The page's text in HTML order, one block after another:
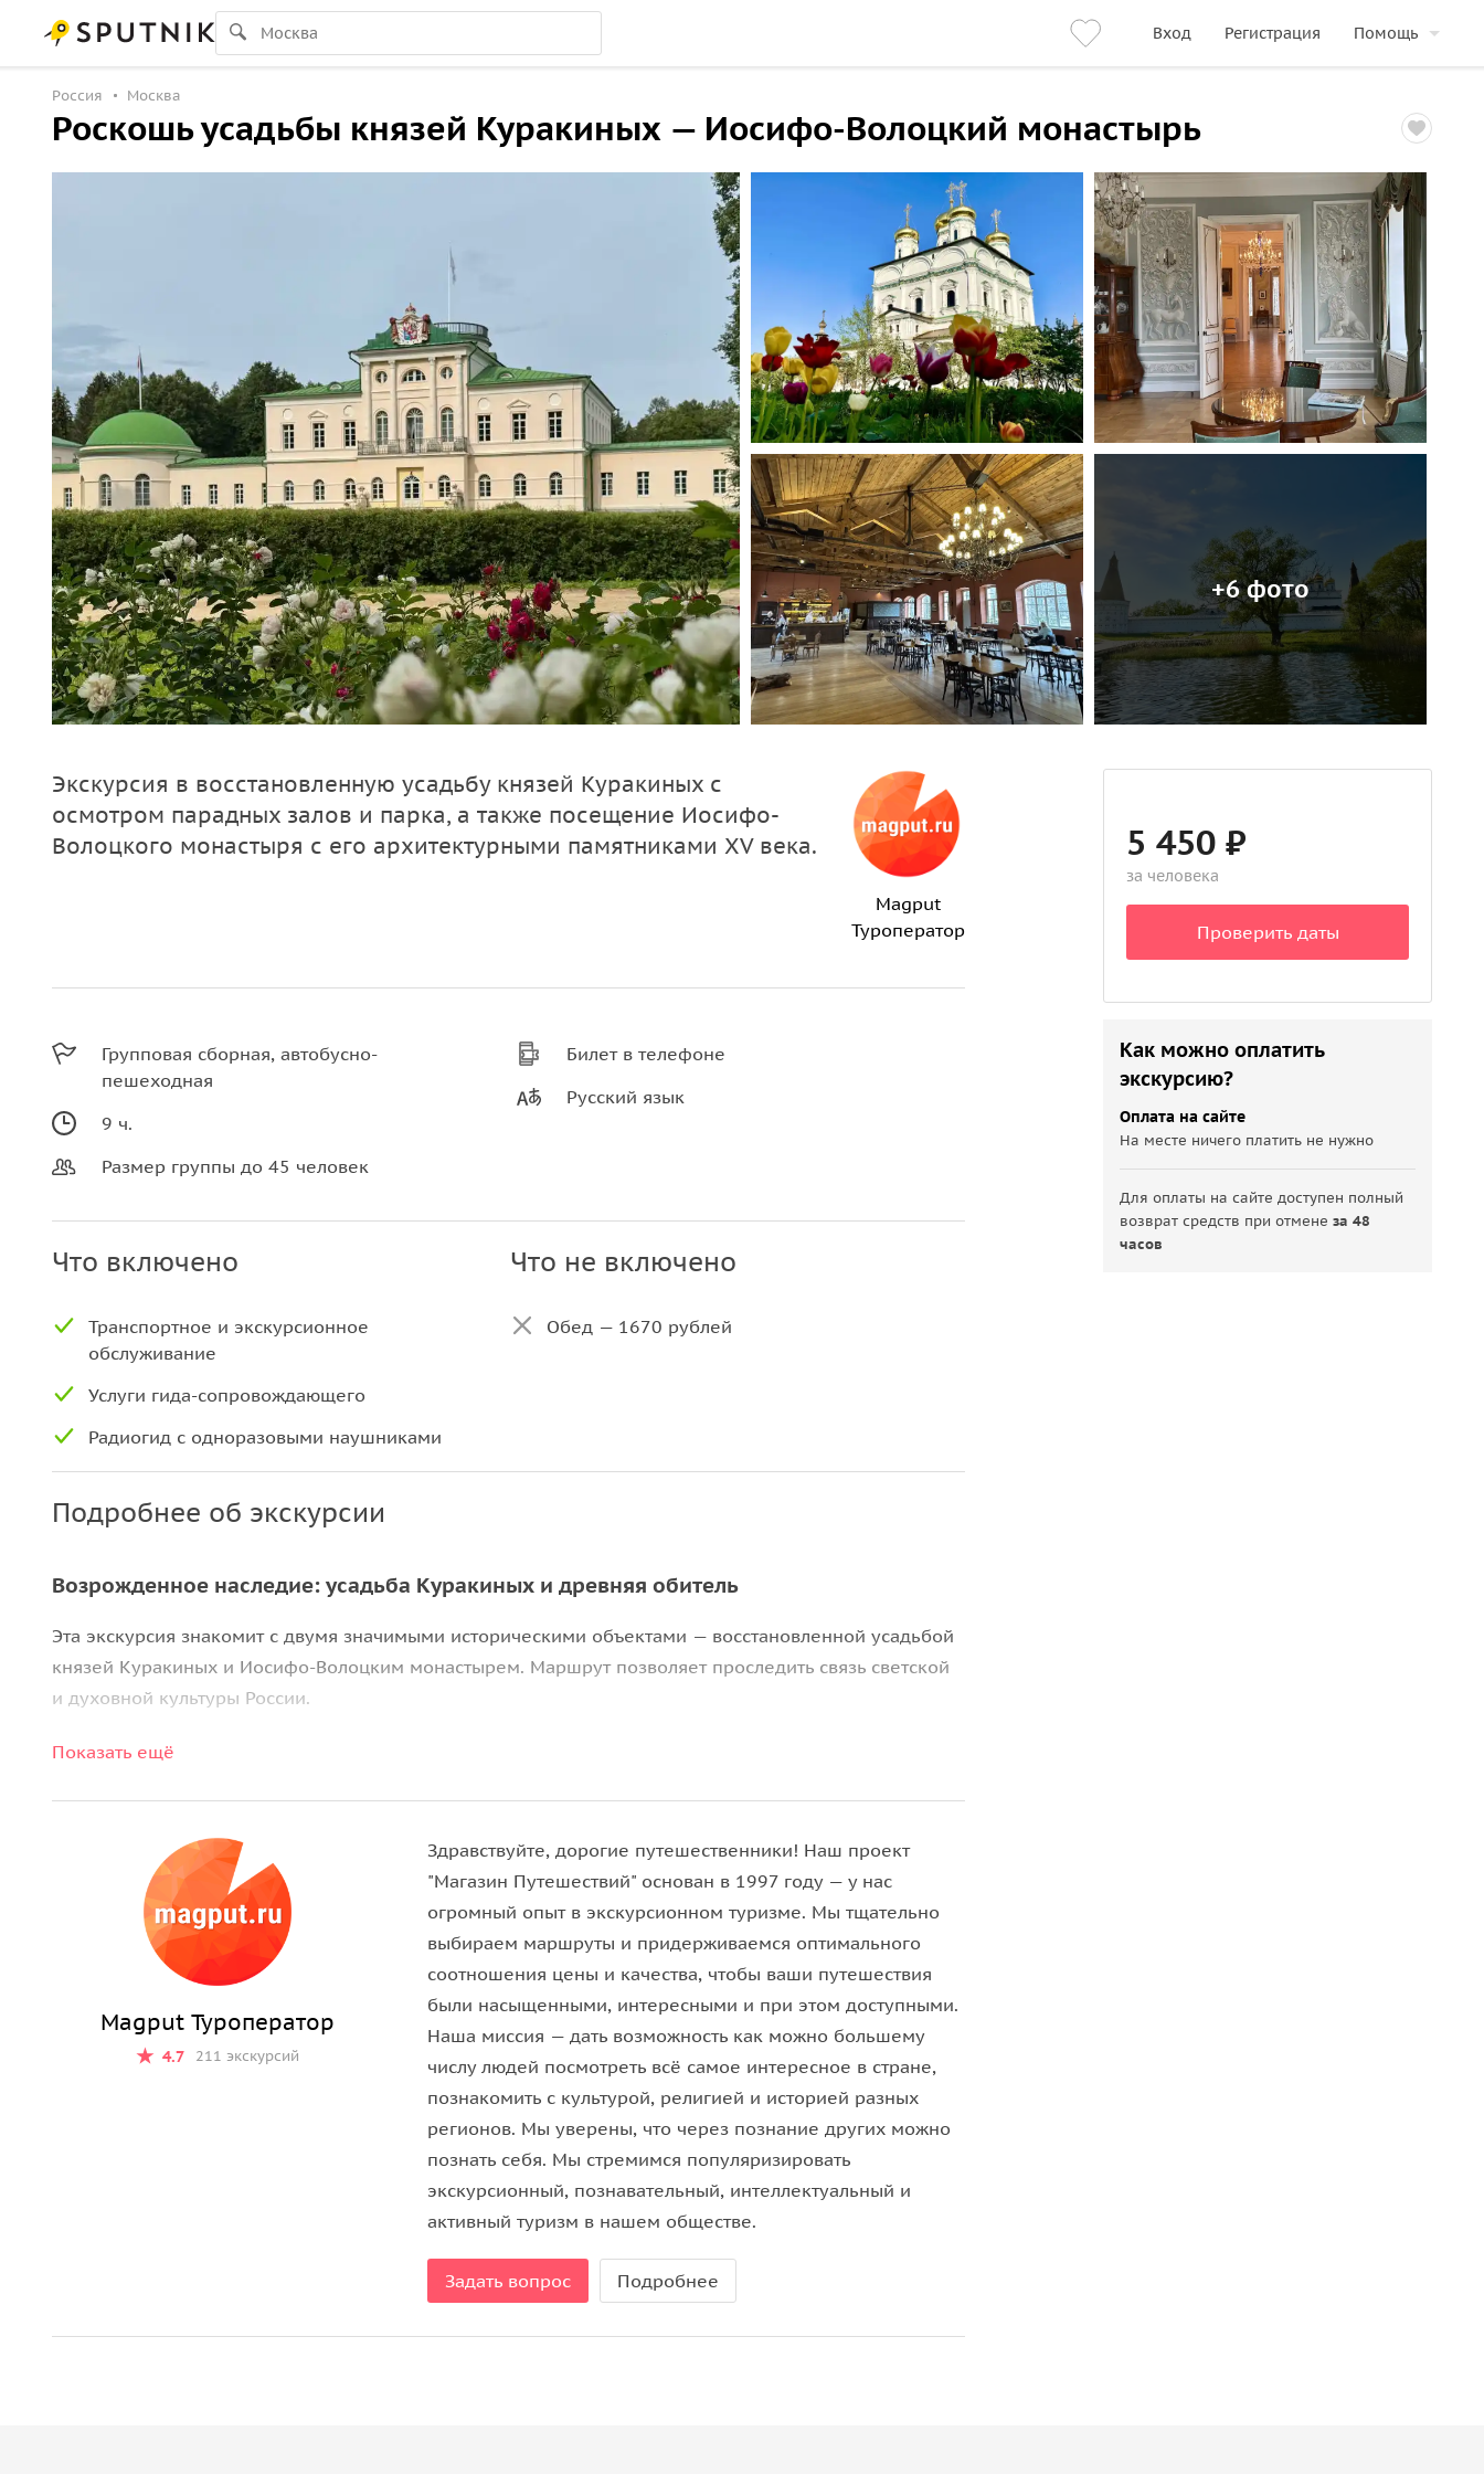
Вход Регистрация Помощь
Россия Москва
Роскошь усадьбы князей Куракиных — Иосифо-Волоцкий монастырь
+6 фото
Экскурсия в восстановленную усадьбу князей Куракиных с
осмотром парадных залов и парка, а также посещение Иосифо-
Волоцкого монастыря с его архитектурными памятниками XV века.
Magput
Туроператор
Групповая сборная, автобусно-
пешеходная
9 ч.
Размер группы до 45 человек
Билет в телефоне
Русский язык
Что включено
Транспортное и экскурсионное
обслуживание
Услуги гида-сопровождающего
Радиогид с одноразовыми наушниками
Что не включено
Обед — 1670 рублей
Подробнее об экскурсии
Возрожденное наследие: усадьба Куракиных и древняя обитель
Эта экскурсия знакомит с двумя значимыми историческими объектами — восстановленной усадьбой
князей Куракиных и Иосифо-Волоцким монастырем. Маршрут позволяет проследить связь светской
и духовной культуры России.
Возрождение усадебной жизни
В усадьбеСтепановское-Волосовогости могут наблюдать пример успешной реставрации
исторического памятника. Главный дом, построенный по проекту Джакомо Кваренги, восстановлен с
сохранением архитектурных особенностей. На территории воссозданы
Китайская беседкана берегу пруда.
Интерьеры и история рода Куракиных
Во время экскурсии по парадным залам можно увидеть портретную галерею и предметы,
принадлежавшие княжескому роду. Особое внимание уделяется истории Александра Борисовича
Куракина, известного как «бриллиантовый князь» за свою склонность к роскоши.
Иосифо-Волоцкий монастырь, основанный в 1479 году преподобным Иосифом Волоцким,
представляет собой архитектурный ансамбль с белоснежными стенами и мощными башнями.
Показать ещё
Magput Туроператор
4.7 211 экскурсий
Здравствуйте, дорогие путешественники! Наш проект
"Магазин Путешествий" основан в 1997 году — у нас
огромный опыт в экскурсионном туризме. Мы тщательно
выбираем маршруты и придерживаемся оптимального
соотношения цены и качества, чтобы ваши путешествия
были насыщенными, интересными и при этом доступными.
Наша миссия — дать возможность как можно большему
числу людей посмотреть всё самое интересное в стране,
познакомить с культурой, религией и историей разных
регионов. Мы уверены, что через познание других можно
познать себя. Мы стремимся популяризировать
экскурсионный, познавательный, интеллектуальный и
активный туризм в нашем обществе.
Задать вопрос Подробнее
5 450 ₽
за человека
Проверить даты
Как можно оплатить
экскурсию?
Оплата на сайте
На месте ничего платить не нужно
Для оплаты на сайте доступен полный
возврат средств при отменеза 48
часов